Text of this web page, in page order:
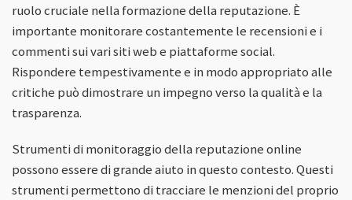
ruolo cruciale nella formazione della reputazione. È
importante monitorare costantemente le recensioni e i
commenti sui vari siti web e piattaforme social.
Rispondere tempestivamente e in modo appropriato alle
critiche può dimostrare un impegno verso la qualità e la
trasparenza.
Strumenti di monitoraggio della reputazione online
possono essere di grande aiuto in questo contesto. Questi
strumenti permettono di tracciare le menzioni del proprio